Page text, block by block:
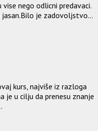
nego odlicni predavaci.
jasan.Bilo je zadovoljstvo...
kurs, najviše iz razloga
je u cilju da prenesu znanje